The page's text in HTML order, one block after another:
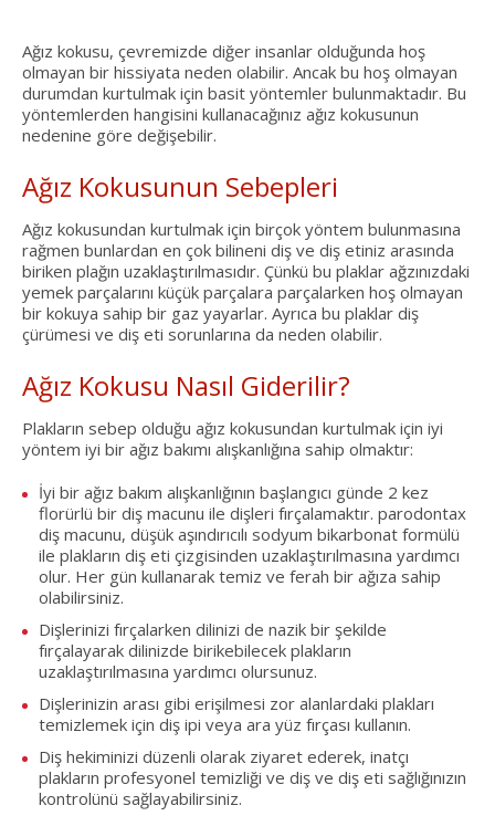
Ağız kokusu, çevremizde diğer insanlar olduğunda hoş
olmayan bir hissiyata neden olabilir. Ancak bu hoş olmayan
durumdan kurtulmak için basit yöntemler bulunmaktadır. Bu
yöntemlerden hangisini kullanacağınız ağız kokusunun
nedenine göre değişebilir.
Ağız Kokusunun Sebepleri
Ağız kokusundan kurtulmak için birçok yöntem bulunmasına
rağmen bunlardan en çok bilineni diş ve diş etiniz arasında
biriken plağın uzaklaştırılmasıdır. Çünkü bu plaklar ağzınızdaki
yemek parçalarını küçük parçalara parçalarken hoş olmayan
bir kokuya sahip bir gaz yayarlar. Ayrıca bu plaklar diş
çürümesi ve diş eti sorunlarına da neden olabilir.
Ağız Kokusu Nasıl Giderilir?
Plakların sebep olduğu ağız kokusundan kurtulmak için iyi
yöntem iyi bir ağız bakımı alışkanlığına sahip olmaktır:
İyi bir ağız bakım alışkanlığının başlangıcı günde 2 kez
florürlü bir diş macunu ile dişleri fırçalamaktır. parodontax
diş macunu, düşük aşındırıcılı sodyum bikarbonat formülü
ile plakların diş eti çizgisinden uzaklaştırılmasına yardımcı
olur. Her gün kullanarak temiz ve ferah bir ağıza sahip
olabilirsiniz.
Dişlerinizi fırçalarken dilinizi de nazik bir şekilde
fırçalayarak dilinizde birikebilecek plakların
uzaklaştırılmasına yardımcı olursunuz.
Dişlerinizin arası gibi erişilmesi zor alanlardaki plakları
temizlemek için diş ipi veya ara yüz fırçası kullanın.
Diş hekiminizi düzenli olarak ziyaret ederek, inatçı
plakların profesyonel temizliği ve diş ve diş eti sağlığınızın
kontrolünü sağlayabilirsiniz.